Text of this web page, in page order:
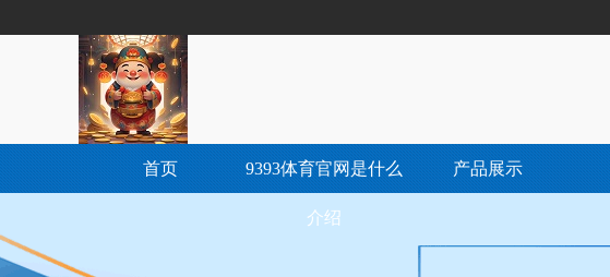
首页 9393体育官网是什么
介绍
产品展示